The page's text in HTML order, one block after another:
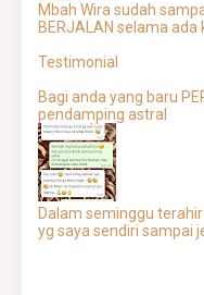
Mbah Wira sudah
BERJALAN selama ada
Testimonial
Bagi anda yang baru
pendamping astral
Dalam seminggu
yg saya sendiri sampai